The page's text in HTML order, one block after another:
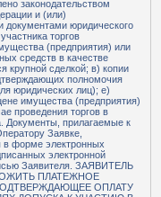
законодательством
и (или)
документами юридического
торгов
(предприятия) или
средств в качестве
крупной сделкой; в) копии
полномочия
юридических лиц); е)
имущества (предприятия)
проведения торгов в
Документы, прилагаемые к
Заявке,
в форме электронных
электронной
Заявителя. ЗАЯВИТЕЛЬ
ПЛАТЕЖНОЕ
ОПЛАТУ